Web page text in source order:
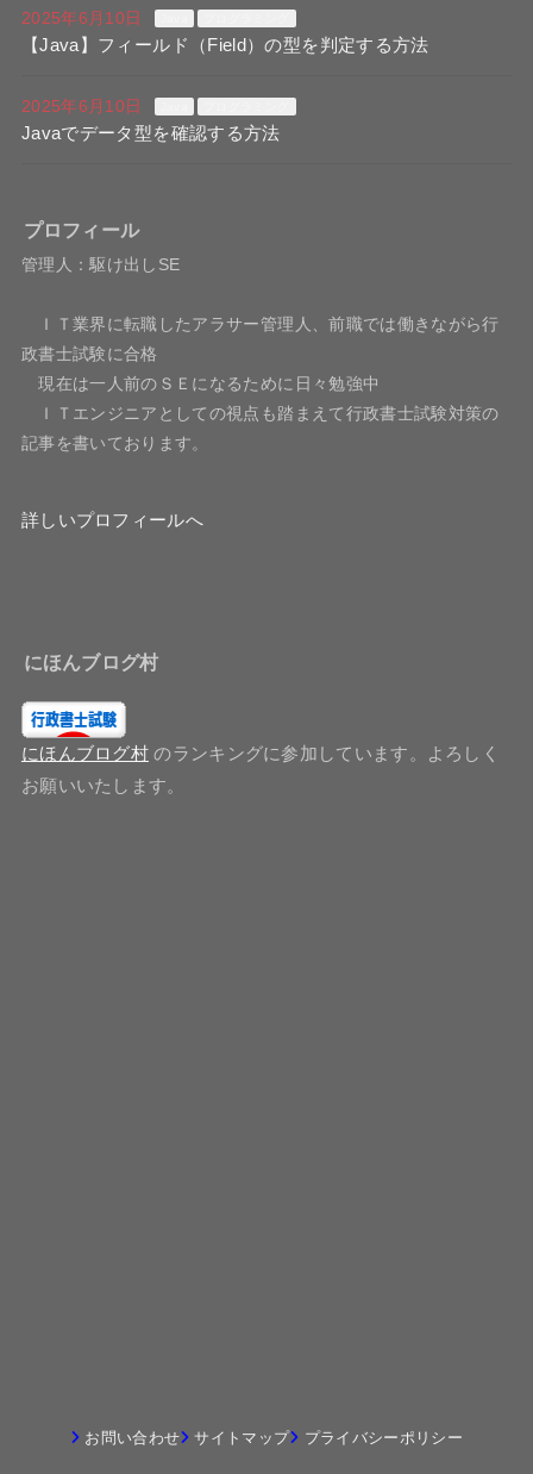
2025年6月10日
【Java】フィールド（Field）の型を判定する方法
2025年6月10日
Javaでデータ型を確認する方法
プロフィール
管理人：駆け出しSE
ＩＴ業界に転職したアラサー管理人、前職では働きながら行
政書士試験に合格
現在は一人前のＳＥになるために日々勉強中
ＩＴエンジニアとしての視点も踏まえて行政書士試験対策の
記事を書いております。
詳しいプロフィールへ
にほんブログ村
にほんブログ村 のランキングに参加しています。よろしく
お願いいたします。
お問い合わせ サイトマップ プライバシーポリシー